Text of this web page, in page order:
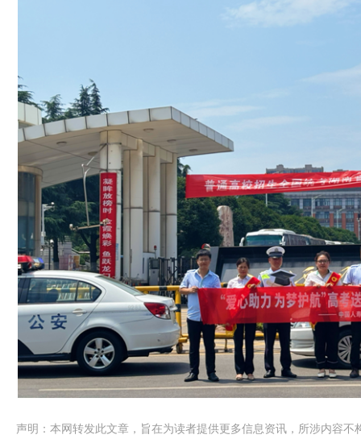
声明：本网转发此文章，旨在为读者提供更多信息资讯，所涉内容